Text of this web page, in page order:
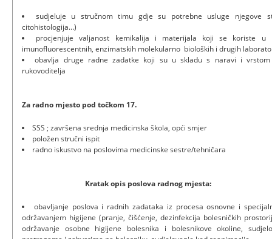
sudjeluje u stručnom timu gdje su potrebne usluge njegove
citohistologija…)
procjenjuje valjanost kemikalija i materijala koji se koriste u
imunofluorescentnih, enzimatskih molekularno bioloških i drugih
obavlja druge radne zadatke koji su u skladu s naravi i vrstom
rukovoditelja
Za radno mjesto pod točkom 17.
SSS ; završena srednja medicinska škola, opći smjer
položen stručni ispit
radno iskustvo na poslovima medicinske sestre/tehničara
Kratak opis poslova radnog mjesta:
obavljanje poslova i radnih zadataka iz procesa osnovne i
održavanjem higijene (pranje, čišćenje, dezinfekcija bolesničkih
održavanje osobne higijene bolesnika i bolesnikove okoline,